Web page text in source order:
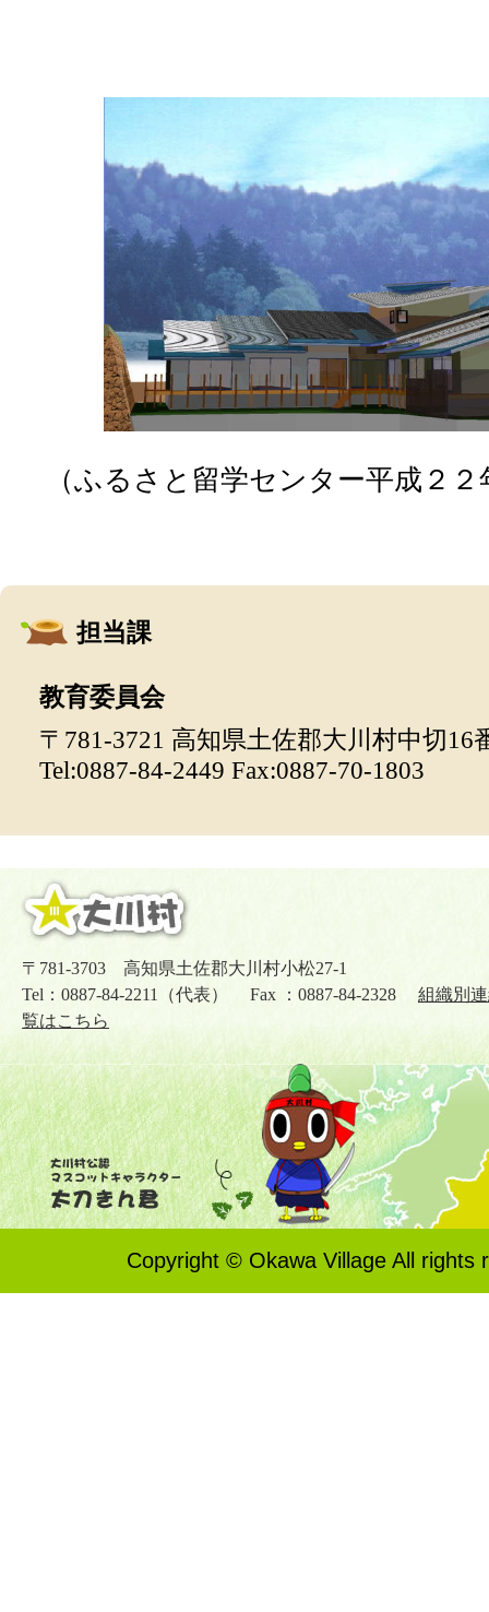
（ふるさと留学センター平成２
担当課
教育委員会
〒781-3721 高知県土佐郡大川村中切16
Tel:0887-84-2449 Fax:0887-70-1803
〒781-3703 高知県土佐郡大川村小松27-1
Tel：0887-84-2211（代表） Fax ：0887-84-2328 組織別
覧はこちら
Copyright © Okawa Village All rights